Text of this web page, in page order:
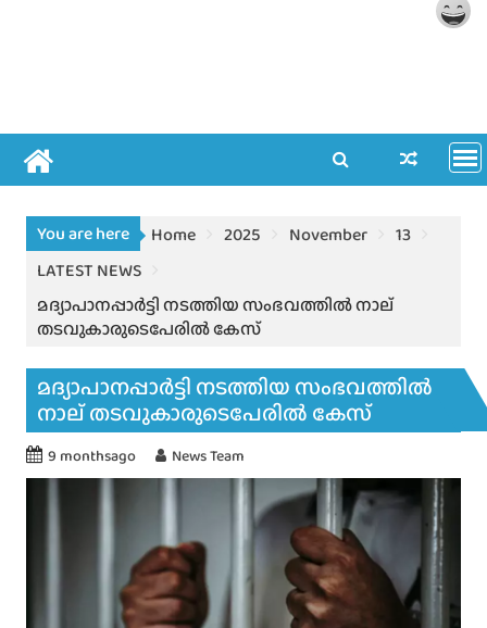
You are here Home 2025 November
13
LATEST NEWS
മദ്യാപാനപ്പാർട്ടി നടത്തിയ സംഭവത്തിൽ നാല്
തടവുകാരുടെപേരിൽ കേസ്
മദ്യാപാനപ്പാർട്ടി നടത്തിയ സംഭവത്തിൽ
നാല് തടവുകാരുടെപേരിൽ കേസ്
9 monthsago News Team